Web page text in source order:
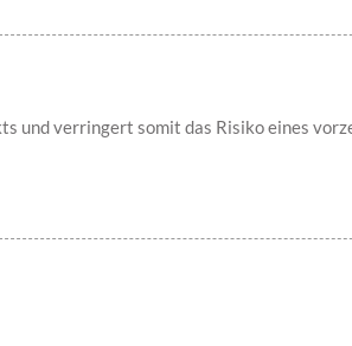
und verringert somit das Risiko eines